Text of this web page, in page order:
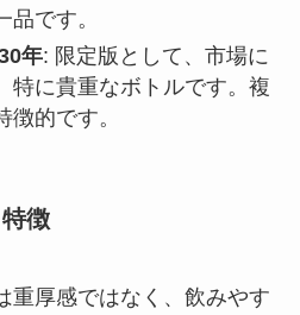
品です。
年: 限定版として、市場に
特に貴重なボトルです。複
的です。
徴
重厚感ではなく、飲みやす